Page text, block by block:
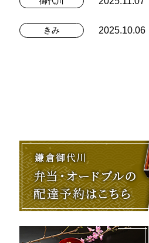
きみ 2025.10.06
ー
シ
ョ
ン